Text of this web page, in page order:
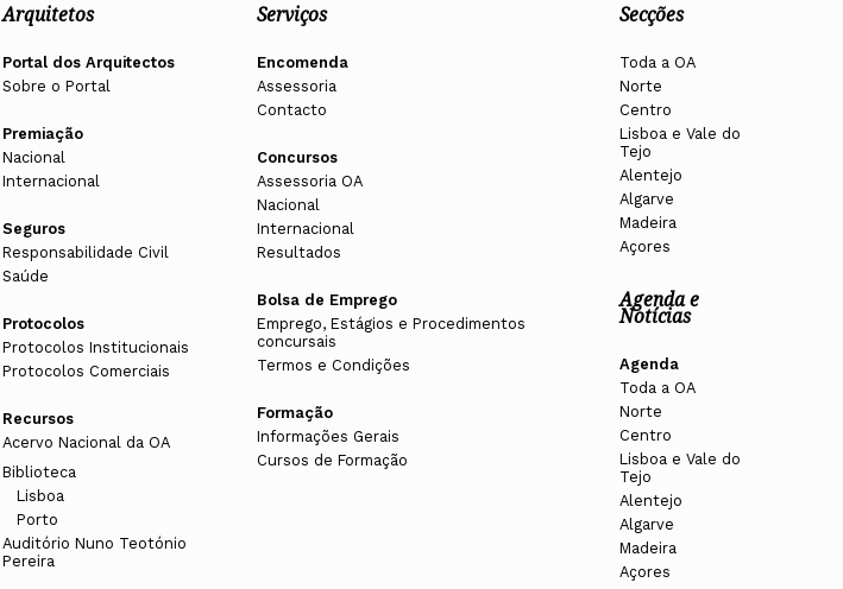
Arquitetos
Portal dos Arquitectos
Sobre o Portal
Premiação
Nacional
Internacional
Seguros
Responsabilidade Civil
Saúde
Protocolos
Protocolos Institucionais
Protocolos Comerciais
Recursos
Acervo Nacional da OA
Biblioteca
Lisboa
Porto
Auditório Nuno Teotónio
Pereira
Serviços
Encomenda
Assessoria
Contacto
Concursos
Assessoria OA
Nacional
Internacional
Resultados
Bolsa de Emprego
Emprego, Estágios e Procedimentos
concursais
Termos e Condições
Formação
Informações Gerais
Cursos de Formação
Secções
Toda a OA
Norte
Centro
Lisboa e Vale do
Tejo
Alentejo
Algarve
Madeira
Açores
Agenda e
Notícias
Agenda
Toda a OA
Norte
Centro
Lisboa e Vale do
Tejo
Alentejo
Algarve
Madeira
Açores